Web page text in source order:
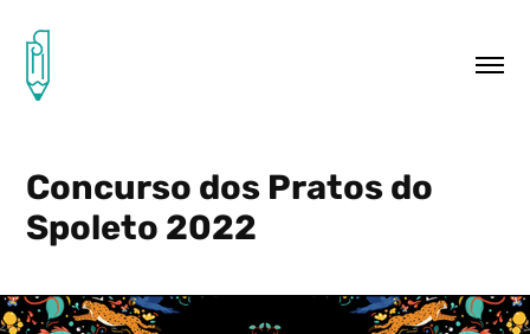
Concurso dos Pratos do
Spoleto 2022